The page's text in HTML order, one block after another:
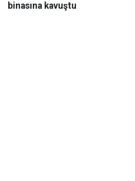
binasına kavuştu